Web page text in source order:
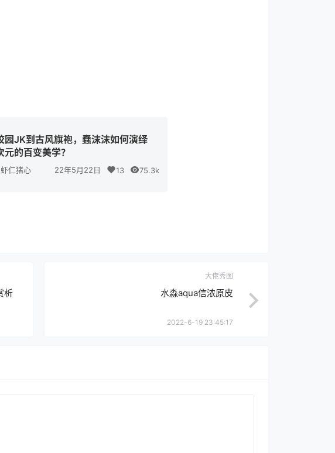
园JK到古风旗袍，蠢沫沫如何演绎
元的百变美学？
虾仁猪心 22年5月22日 13 75.3k
析
大佬秀图
水淼aqua信浓原皮
2022-6-19 23:45:17